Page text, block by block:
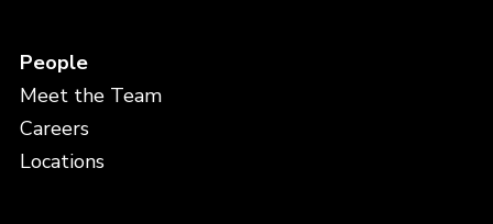
People
Meet the Team
Careers
Locations